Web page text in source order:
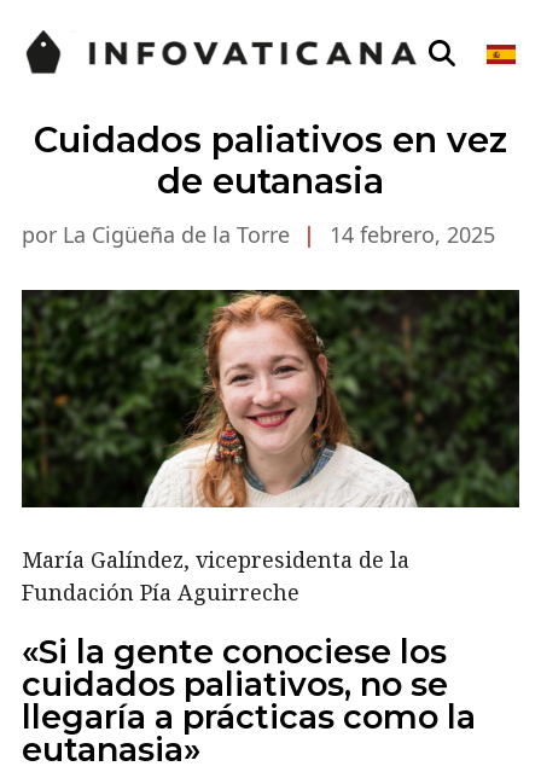
Cuidados paliativos en vez
de eutanasia
por La Cigüeña de la Torre | 14 febrero, 2025
María Galíndez, vicepresidenta de la
Fundación Pía Aguirreche
«Si la gente conociese los
cuidados paliativos, no se
llegaría a prácticas como la
eutanasia»